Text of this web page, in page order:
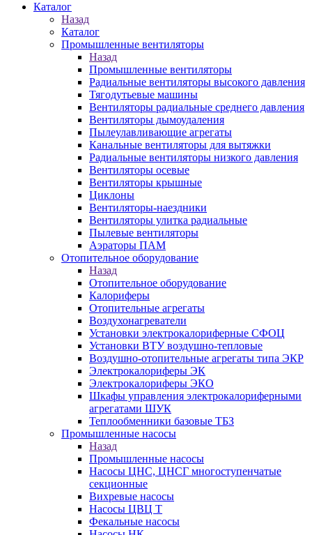
Каталог
Назад
Каталог
Промышленные вентиляторы
Назад
Промышленные вентиляторы
Радиальные вентиляторы высокого давления
Тягодутьевые машины
Вентиляторы радиальные среднего давления
Вентиляторы дымоудаления
Пылеулавливающие агрегаты
Канальные вентиляторы для вытяжки
Радиальные вентиляторы низкого давления
Вентиляторы осевые
Вентиляторы крышные
Циклоны
Вентиляторы-наездники
Вентиляторы улитка радиальные
Пылевые вентиляторы
Аэраторы ПАМ
Отопительное оборудование
Назад
Отопительное оборудование
Калориферы
Отопительные агрегаты
Воздухонагреватели
Установки электрокалориферные СФОЦ
Установки ВТУ воздушно-тепловые
Воздушно-отопительные агрегаты типа ЭКР
Электрокалориферы ЭК
Электрокалориферы ЭКО
Шкафы управления электрокалориферными
агрегатами ШУК
Теплообменники базовые ТБЗ
Промышленные насосы
Назад
Промышленные насосы
Насосы ЦНС, ЦНСГ многоступенчатые
секционные
Вихревые насосы
Насосы ЦВЦ Т
Фекальные насосы